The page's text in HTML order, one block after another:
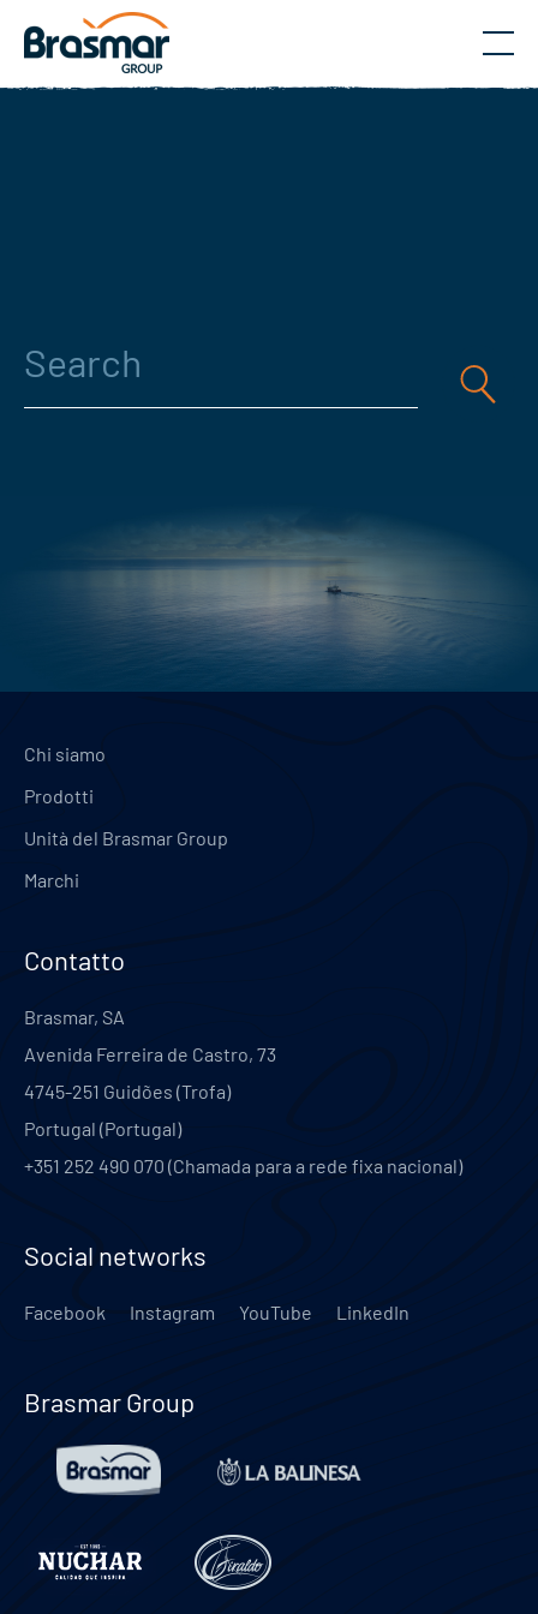
Search
Chi siamo
Prodotti
Unità del Brasmar Group
Marchi
Contatto
Brasmar, SA
Avenida Ferreira de Castro, 73
4745-251 Guidões (Trofa)
Portugal (Portugal)
+351 252 490 070 (Chamada para a rede fixa nacional)
Social networks
Facebook Instagram YouTube LinkedIn
Brasmar Group